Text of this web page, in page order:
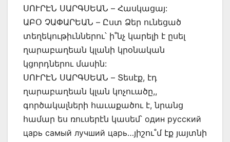
ՍՈՒՐԷՆ ՍԱՐԳՍԵԱՆ – Հասկացայ:
ԱԲՕ ՉԱՓԱՐԵԱՆ – Ըստ Ձեր ունեցած
տեղեկութիւններու՝ ի˚նչ կարելի է ըսել
ղարաբաղեան կլանի կրօնական
կցորդներու մասին:
ՍՈՒՐԷՆ ՍԱՐԳՍԵԱՆ – Տեսէք, էդ
ղարաբաղեան կլան կոչուածը,,
գործակալների հաւաքածու է, նրանց
համար ես ռուսերէն կասեմ՝ один русский
царь самый лучший царь…յիշու˚մ էք յայտնի